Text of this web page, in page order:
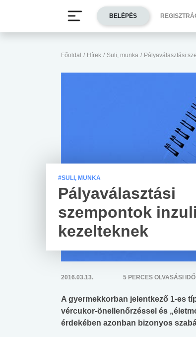
Főoldal / Hírek / Suli, munka / Pályaválasztási
#SULI, MUNKA
Pályaválasztási
szempontok
kezelteknek
2016.03.13. 5 PERCES OLVASÁSI IDŐ
A gyermekkorban jelentkező 1-es
vércukor-önellenőrzéssel és
érdekében azonban bizonyos
BELÉPÉS